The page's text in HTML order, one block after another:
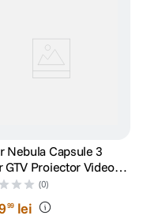
Nebula Capsule 3
GTV Proiector Video
1080p WiFi 300
Lumeni Dolby Digital
(0)
99 lei